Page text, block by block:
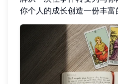
你个人的成长创造一份丰富